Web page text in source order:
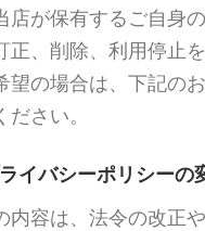
店が保有するご自身
正、削除、利用停止
望の場合は、下記の
さい。
イバシーポリシーの
内容は、法令の改正